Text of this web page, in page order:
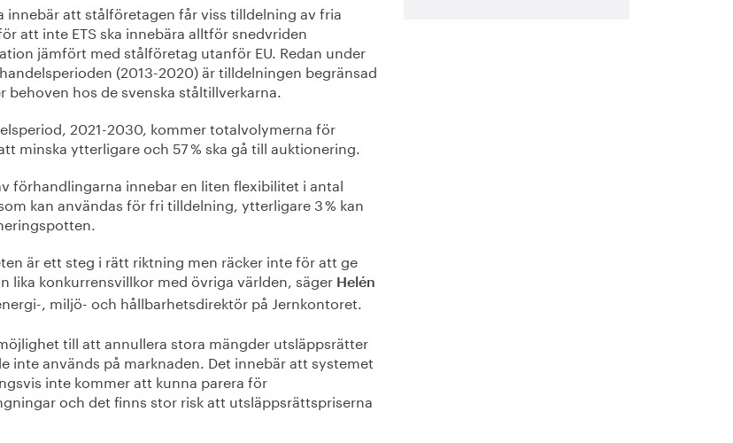
innebär att stålföretagen får viss tilldelning av fria
att inte ETS ska innebära alltför snedvriden
jämfört med stålföretag utanför EU. Redan under
(2013-2020) är tilldelningen begränsad
behoven hos de svenska ståltillverkarna.
2021-2030, kommer totalvolymerna för
minska ytterligare och 57 % ska gå till auktionering.
förhandlingarna innebar en liten flexibilitet i antal
kan användas för fri tilldelning, ytterligare 3 % kan
är ett steg i rätt riktning men räcker inte för att ge
lika konkurrensvillkor med övriga världen, säger Helén
, miljö- och hållbarhetsdirektör på Jernkontoret.
till att annullera stora mängder utsläppsrätter
inte används på marknaden. Det innebär att systemet
inte kommer att kunna parera för
och det finns stor risk att utsläppsrättspriserna